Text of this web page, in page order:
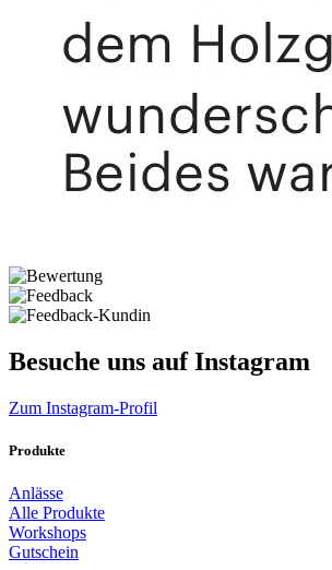
Besuche uns auf Instagram
Zum Instagram-Profil
Produkte
Anlässe
Alle Produkte
Workshops
Gutschein